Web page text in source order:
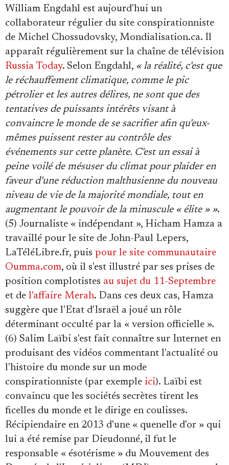
William Engdahl est aujourd'hui un
collaborateur régulier du site conspirationniste
de Michel Chossudovsky, Mondialisation.ca. Il
apparaît régulièrement sur la chaîne de télévision
Russia Today. Selon Engdahl, « la réalité, c'est que
le réchauffement climatique, comme le pic
pétrolier et les autres délires, ne sont que des
tentatives de puissants intérêts visant à
convaincre le monde de se sacrifier afin qu'eux-
mêmes puissent rester au contrôle des
événements sur cette planète. C'est un essai à
peine voilé de mésuser du climat pour plaider en
faveur d'une réduction malthusienne du nouveau
niveau de vie de la majorité mondiale, tout en
augmentant le pouvoir de la minuscule « élite » ».
(5) Journaliste « indépendant », Hicham Hamza a
travaillé pour le site de John-Paul Lepers,
LaTéléLibre.fr, puis pour le site communautaire
Oumma.com, où il s'est illustré par ses prises de
position complotistes au sujet du 11-Septembre
et de l'affaire Merah. Dans ces deux cas, Hamza
suggère que l'Etat d'Israël a joué un rôle
déterminant occulté par la « version officielle ».
(6) Salim Laïbi s'est fait connaître sur Internet en
produisant des vidéos commentant l'actualité ou
l'histoire du monde sur un mode
conspirationniste (par exemple ici). Laïbi est
convaincu que les sociétés secrètes tirent les
ficelles du monde et le dirige en coulisses.
Récipiendaire en 2013 d'une « quenelle d'or » qui
lui a été remise par Dieudonné, il fut le
responsable « ésotérisme » du Mouvement des